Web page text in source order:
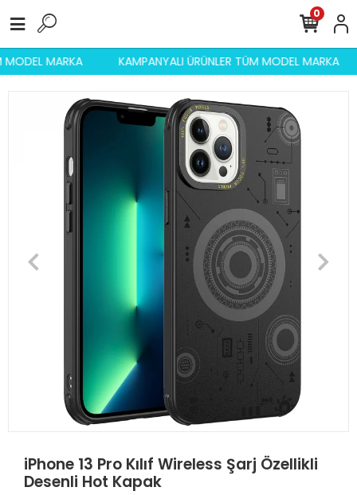
MODEL MARKA KAMPANYALI ÜRÜNLER TÜM MODEL MARKA
0
iPhone 13 Pro Kılıf Wireless Şarj Özellikli
Desenli Hot Kapak